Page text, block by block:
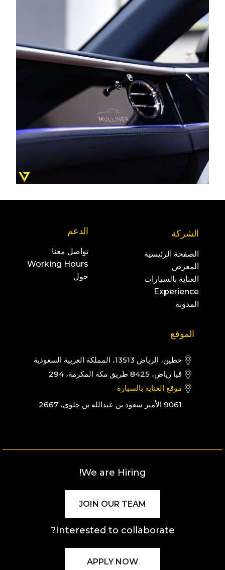
الشركة
الصفحة الرئيسية
المعرض
العناية بالسيارات
Experience
المدونة
الدعم
تواصل معنا
Working Hours
حول
الموقع
حطين، الرياض 13513، المملكة العربية السعودية
ڤيا رياض، 8425 طريق مكة المكرمة، 294
موقع العناية بالسيارة
9061 الأمير سعود بن عبدالله بن جلوي، 2667
We are Hiring!
JOIN OUR TEAM
Interested to collaborate?
APPLY NOW